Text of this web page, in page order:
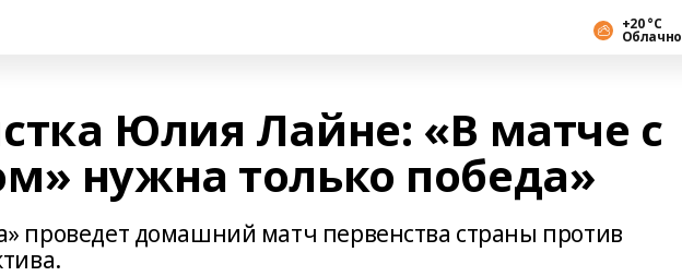
+20 °С
Облачно
Юлия Лайне: «В матче с
нужна только победа»
проведет домашний матч первенства страны против